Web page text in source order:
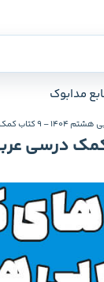
مدابوک
کمک درسی عربی هشتم برتر